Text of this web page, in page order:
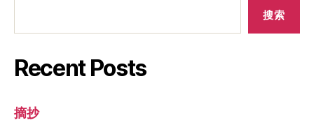
搜索
Recent Posts
摘抄